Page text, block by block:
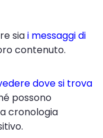
siai messaggi di
contenuto.
dove si trova
possono
cronologia